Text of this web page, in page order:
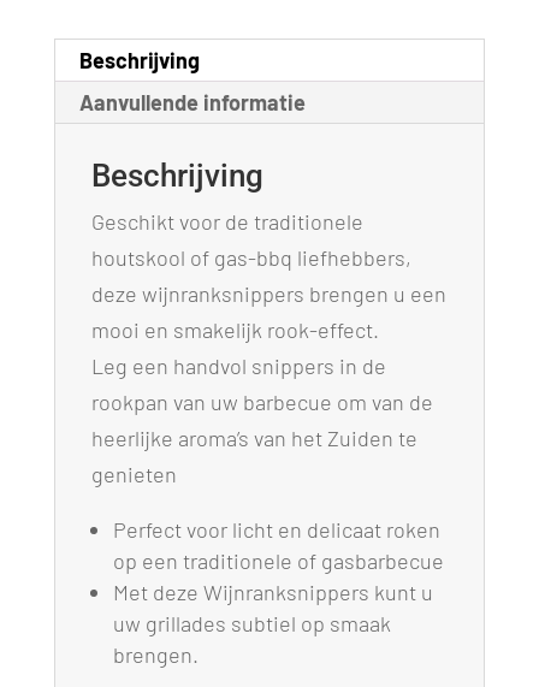
Beschrijving
Aanvullende informatie
Beschrijving
Geschikt voor de traditionele
houtskool of gas-bbq liefhebbers,
deze wijnranksnippers brengen u een
mooi en smakelijk rook-effect.
Leg een handvol snippers in de
rookpan van uw barbecue om van de
heerlijke aroma’s van het Zuiden te
genieten
Perfect voor licht en delicaat roken
op een traditionele of gasbarbecue
Met deze Wijnranksnippers kunt u
uw grillades subtiel op smaak
brengen.